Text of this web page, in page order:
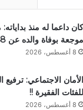
كان داعما له منذ
موجعة بوفاة والده عن 68 عاما !!
8 أغسطس، 2026
الأمان الاجتماعي: ترفيع
للفئات الفقيرة !!
8 أغسطس، 2026